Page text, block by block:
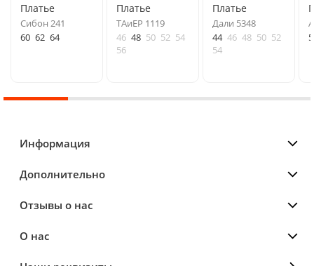
Платье
Сибон 241
60 62 64
Платье
ТAиЕР 1119
46 48 50 52 54
56
Платье
Дали 5348
44 46 48 50 52
54
Информация
Дополнительно
Отзывы о нас
О нас